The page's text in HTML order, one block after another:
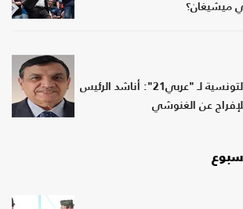
ميشيغان؟
قيادي بالنهضة التونسية لـ "عربي21": أناشد الرئيس
عن الغنوشي